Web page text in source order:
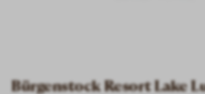
Bürgenstock Resort Lake